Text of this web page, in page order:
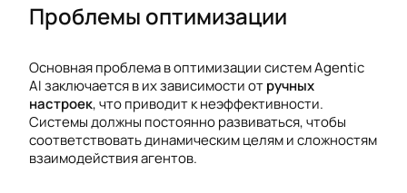
Проблемы оптимизации
Основная проблема в оптимизации систем Agentic
AI заключается в их зависимости отручных
настроек, что приводит к неэффективности.
Системы должны постоянно развиваться, чтобы
соответствовать динамическим целям и сложностям
взаимодействия агентов.